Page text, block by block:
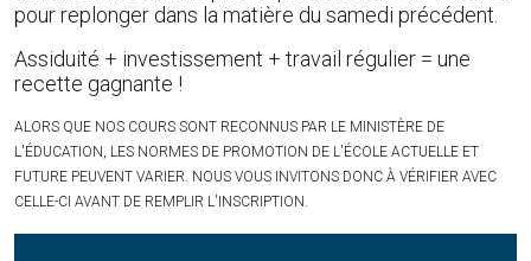
pour replonger dans la matière du samedi précédent.
Assiduité + investissement + travail régulier = une
recette gagnante !
ALORS QUE NOS COURS SONT RECONNUS PAR LE MINISTÈRE DE
L'ÉDUCATION, LES NORMES DE PROMOTION DE L'ÉCOLE ACTUELLE ET
FUTURE PEUVENT VARIER. NOUS VOUS INVITONS DONC À VÉRIFIER AVEC
CELLE-CI AVANT DE REMPLIR L'INSCRIPTION.